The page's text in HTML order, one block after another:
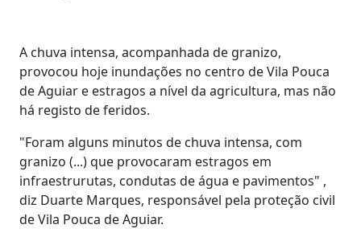
A chuva intensa, acompanhada de granizo,
provocou hoje inundações no centro de Vila Pouca
de Aguiar e estragos a nível da agricultura, mas não
há registo de feridos.
"Foram alguns minutos de chuva intensa, com
granizo (...) que provocaram estragos em
infraestrurutas, condutas de água e pavimentos" ,
diz Duarte Marques, responsável pela proteção civil
de Vila Pouca de Aguiar.